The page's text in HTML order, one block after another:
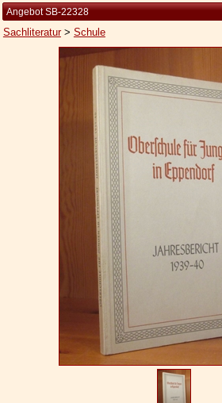
Kleine Kulturgeschichte
Die Brockhaus Auflagen
Die Meyer Auflagen
Zu den Angeboten
Widerrufsbelehrung
Geschäftsbedingungen
Angebot SB-22328
Sachliteratur> Schule